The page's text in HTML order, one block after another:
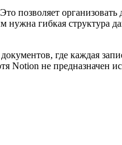
позволяет
гибкая структура
где каждая
не предназначен